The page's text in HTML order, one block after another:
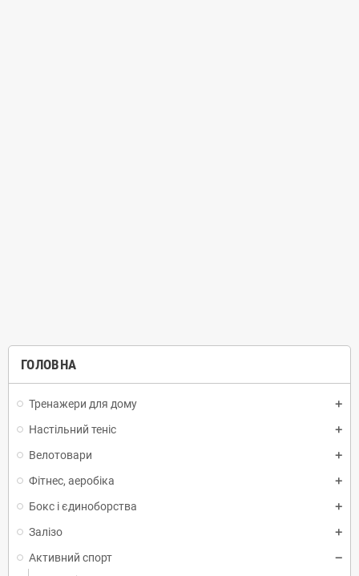
ГОЛОВНА
Тренажери для дому
Настільний теніс
Велотовари
Фітнес, аеробіка
Бокс і єдиноборства
Залізо
Активний спорт